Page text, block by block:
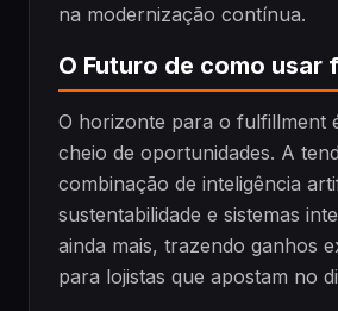
na modernização contínua.
O Futuro de como usar
O horizonte para o fulfillment
cheio de oportunidades. A
combinação de inteligência
sustentabilidade e sistemas
ainda mais, trazendo ganhos
para lojistas que apostam no